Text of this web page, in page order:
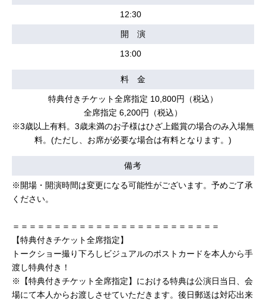
12:30
開 演
13:00
料 金
特典付きチケット全席指定 10,800円（税込）
全席指定 6,200円（税込）
※3歳以上有料。3歳未満のお子様はひざ上鑑賞の場合のみ入場無
料。(ただし、お席が必要な場合は有料となります。)
備考
※開場・開演時間は変更になる可能性がございます。予めご了承
ください。
＝＝＝＝＝＝＝＝＝＝＝＝＝＝＝＝＝＝＝＝＝＝＝＝＝
【特典付きチケット全席指定】
トークショー撮り下ろしビジュアルのポストカードを本人から手
渡し特典付き！
※【特典付きチケット全席指定】における特典は公演日当日、会
場にて本人からお渡しさせていただきます。後日郵送は対応出来